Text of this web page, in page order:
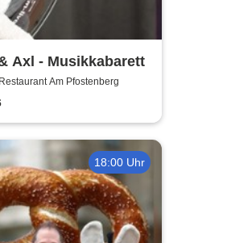
Axl - Musikkabarett
Am Pfostenberg
18:00 Uhr